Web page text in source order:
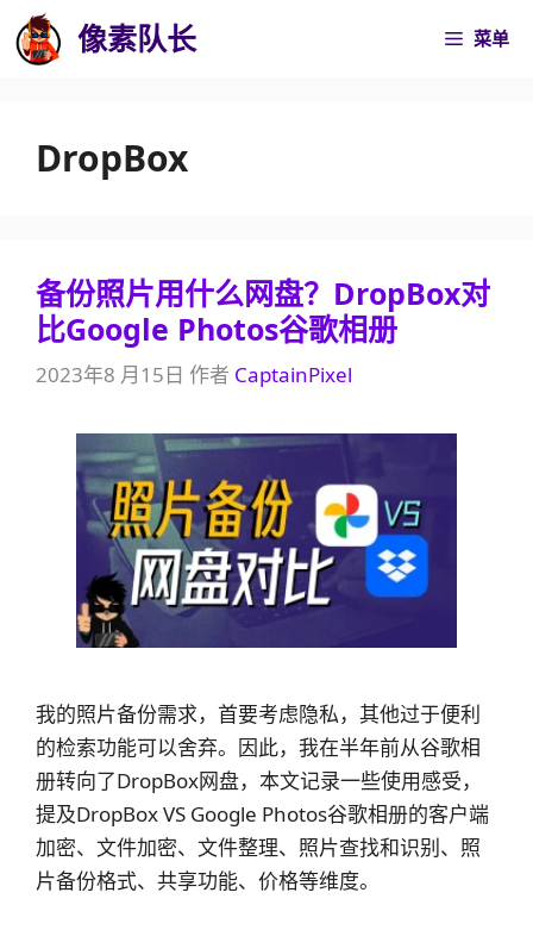
至
像素队长 菜单
DropBox
备份照片用什么网盘？DropBox对
比Google Photos谷歌相册
2023年8 月15日 作者 CaptainPixel
我的照片备份需求，首要考虑隐私，其他过于便利
的检索功能可以舍弃。因此，我在半年前从谷歌相
册转向了DropBox网盘，本文记录一些使用感受，
提及DropBox VS Google Photos谷歌相册的客户端
加密、文件加密、文件整理、照片查找和识别、照
片备份格式、共享功能、价格等维度。